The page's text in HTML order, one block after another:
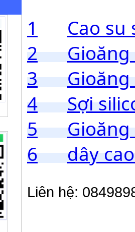
1	Cao
2
3
4	Sợi
5
6	dây
Liên hệ: